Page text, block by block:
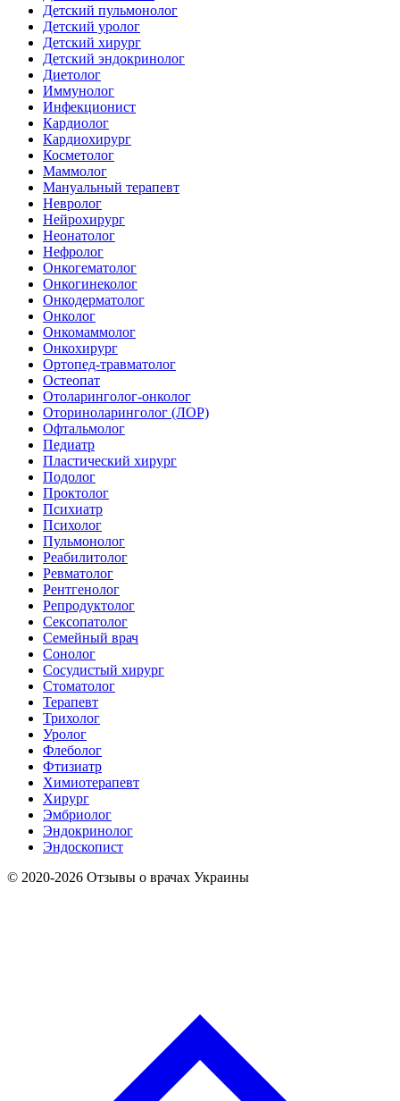
Детский пульмонолог
Детский уролог
Детский хирург
Детский эндокринолог
Диетолог
Иммунолог
Инфекционист
Кардиолог
Кардиохирург
Косметолог
Маммолог
Мануальный терапевт
Невролог
Нейрохирург
Неонатолог
Нефролог
Онкогематолог
Онкогинеколог
Онкодерматолог
Онколог
Онкомаммолог
Онкохирург
Ортопед-травматолог
Остеопат
Отоларинголог-онколог
Оториноларинголог (ЛОР)
Офтальмолог
Педиатр
Пластический хирург
Подолог
Проктолог
Психиатр
Психолог
Пульмонолог
Реабилитолог
Ревматолог
Рентгенолог
Репродуктолог
Сексопатолог
Семейный врач
Сонолог
Сосудистый хирург
Стоматолог
Терапевт
Трихолог
Уролог
Флеболог
Фтизиатр
Химиотерапевт
Хирург
Эмбриолог
Эндокринолог
Эндоскопист
© 2020-2026 Отзывы о врачах Украины